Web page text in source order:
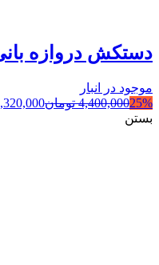
دستکش دروازه
موجود در انبار
25%
4,400,000 تومان
بستن